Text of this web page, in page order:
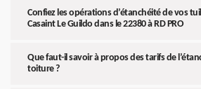
Confiez les opérations d’étanchéité de vos
Casaint Le Guildo dans le 22380 à RD PRO
Que faut-il savoir à propos des tarifs de
toiture ?